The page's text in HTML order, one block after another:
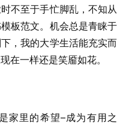
不至于手忙脚乱，不知从
板范文。机会总是青睐于
，我的大学生活能充实而
在一样还是笑靥如花。
家里的希望–成为有用之